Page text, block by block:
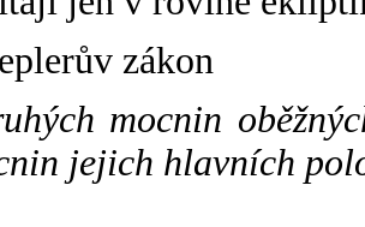
zákon
mocnin
jejich hlavních